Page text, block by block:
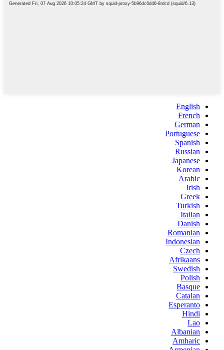
English
French
German
Portuguese
Spanish
Russian
Japanese
Korean
Arabic
Irish
Greek
Turkish
Italian
Danish
Romanian
Indonesian
Czech
Afrikaans
Swedish
Polish
Basque
Catalan
Esperanto
Hindi
Lao
Albanian
Amharic